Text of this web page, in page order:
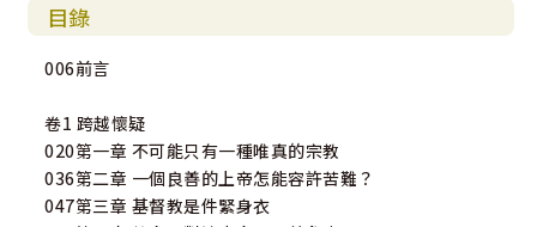
目錄
006前言
卷1 跨越懷疑
020第一章 不可能只有一種唯真的宗教
036第二章 一個良善的上帝怎能容許苦難？
047第三章 基督教是件緊身衣